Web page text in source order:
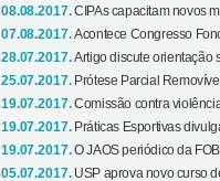
08.08.2017.CIPAs capacitam novos
07.08.2017.Acontece Congresso
28.07.2017.Artigo discute orientação
25.07.2017. Prótese Parcial
19.07.2017.Comissão contra
19.07.2017. Práticas Esportivas
19.07.2017.O JAOS periódico da
05.07.2017. USP aprova novo curso